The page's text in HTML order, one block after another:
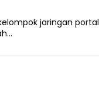
kelompok jaringan portal